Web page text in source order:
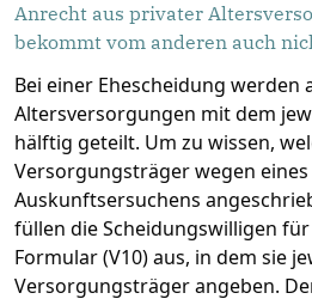
Anrecht aus privater
bekommt vom anderen auch
Bei einer Ehescheidung werden
Altersversorgungen mit dem
hälftig geteilt. Um zu wissen,
Versorgungsträger wegen eines
Auskunftsersuchens
füllen die Scheidungswilligen
Formular (V10) aus, in dem sie
Versorgungsträger angeben.